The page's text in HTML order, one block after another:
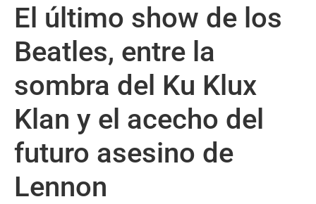
El último show de los
Beatles, entre la
sombra del Ku Klux
Klan y el acecho del
futuro asesino de
Lennon